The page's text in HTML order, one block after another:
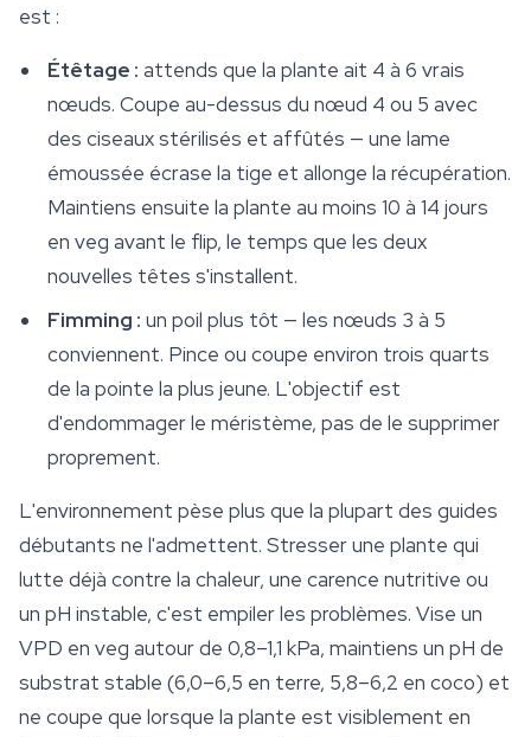
est :
Étêtage : attends que la plante ait 4 à 6 vrais
nœuds. Coupe au-dessus du nœud 4 ou 5 avec
des ciseaux stérilisés et affûtés — une lame
émoussée écrase la tige et allonge la récupération.
Maintiens ensuite la plante au moins 10 à 14 jours
en veg avant le flip, le temps que les deux
nouvelles têtes s'installent.
Fimming : un poil plus tôt — les nœuds 3 à 5
conviennent. Pince ou coupe environ trois quarts
de la pointe la plus jeune. L'objectif est
d'endommager le méristème, pas de le supprimer
proprement.
L'environnement pèse plus que la plupart des guides
débutants ne l'admettent. Stresser une plante qui
lutte déjà contre la chaleur, une carence nutritive ou
un pH instable, c'est empiler les problèmes. Vise un
VPD en veg autour de 0,8–1,1 kPa, maintiens un pH de
substrat stable (6,0–6,5 en terre, 5,8–6,2 en coco) et
ne coupe que lorsque la plante est visiblement en